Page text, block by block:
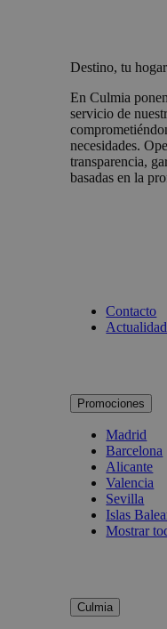
Destino, tu
En Culmia
servicio de
necesidades.
transparencia,
basadas en la
Contacto
Actualidad
Promociones
Madrid
Barcelona
Alicante
Valencia
Sevilla
Islas
Mostrar
Culmia